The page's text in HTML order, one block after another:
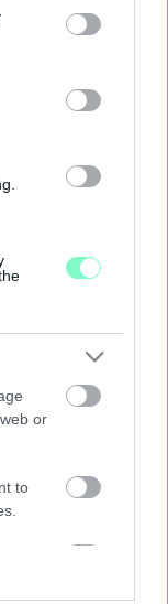
You may click to
party tags to
in below Google
or
to
megrontóit
rendelkező
egy csupán
A
MIKLÓSNAK,
KOLLÉGÁI
MERT